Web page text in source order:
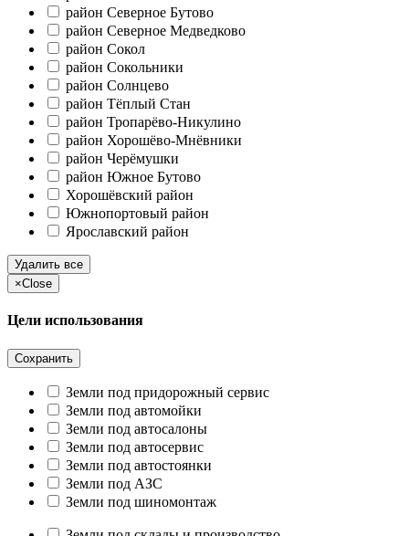
район Северное Бутово
район Северное Медведково
район Сокол
район Сокольники
район Солнцево
район Тёплый Стан
район Тропарёво-Никулино
район Хорошёво-Мнёвники
район Черёмушки
район Южное Бутово
Хорошёвский район
Южнопортовый район
Ярославский район
Удалить все
×Close
Цели использования
Сохранить
Земли под придорожный сервис
Земли под автомойки
Земли под автосалоны
Земли под автосервис
Земли под автостоянки
Земли под АЗС
Земли под шиномонтаж